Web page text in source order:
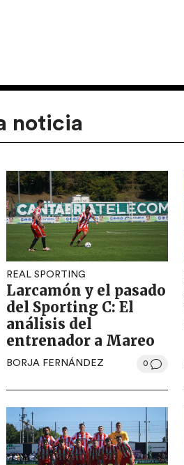
noticia
REAL SPORTING
Larcamón y el pasado
del Sporting C: El
análisis del
entrenador a Mareo
BORJA FERNÁNDEZ 0